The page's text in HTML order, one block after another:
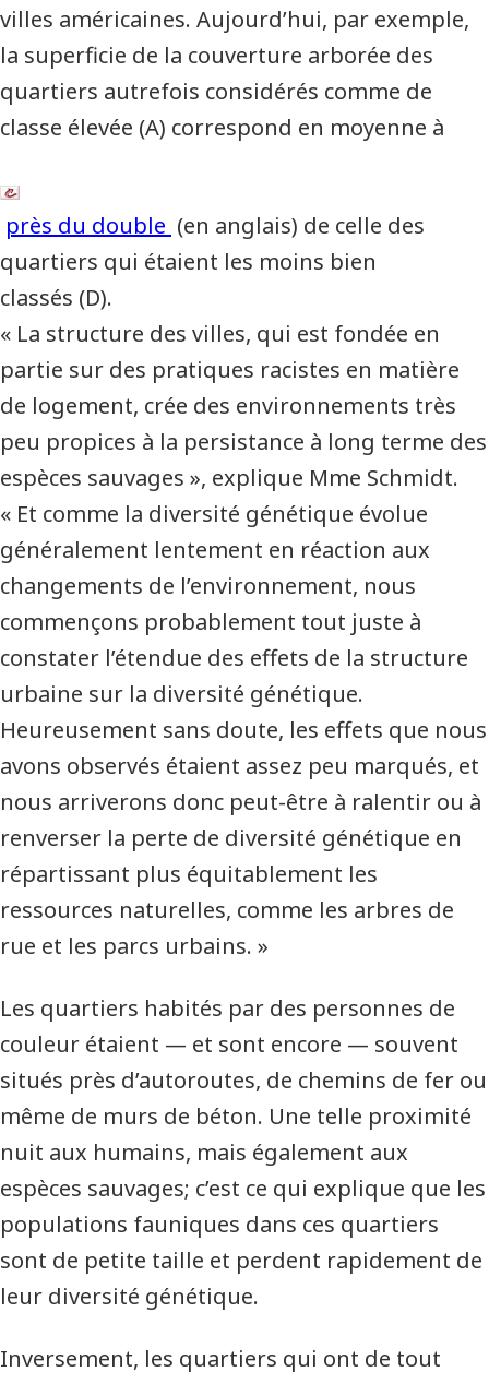
villes américaines. Aujourd’hui, par exemple,
la superficie de la couverture arborée des
quartiers autrefois considérés comme de
classe élevée (A) correspond en moyenne à
près du double (en anglais) de celle des
quartiers qui étaient les moins bien
classés (D).
« La structure des villes, qui est fondée en
partie sur des pratiques racistes en matière
de logement, crée des environnements très
peu propices à la persistance à long terme des
espèces sauvages », explique Mme Schmidt.
« Et comme la diversité génétique évolue
généralement lentement en réaction aux
changements de l’environnement, nous
commençons probablement tout juste à
constater l’étendue des effets de la structure
urbaine sur la diversité génétique.
Heureusement sans doute, les effets que nous
avons observés étaient assez peu marqués, et
nous arriverons donc peut-être à ralentir ou à
renverser la perte de diversité génétique en
répartissant plus équitablement les
ressources naturelles, comme les arbres de
rue et les parcs urbains. »
Les quartiers habités par des personnes de
couleur étaient — et sont encore — souvent
situés près d’autoroutes, de chemins de fer ou
même de murs de béton. Une telle proximité
nuit aux humains, mais également aux
espèces sauvages; c’est ce qui explique que les
populations fauniques dans ces quartiers
sont de petite taille et perdent rapidement de
leur diversité génétique.
Inversement, les quartiers qui ont de tout